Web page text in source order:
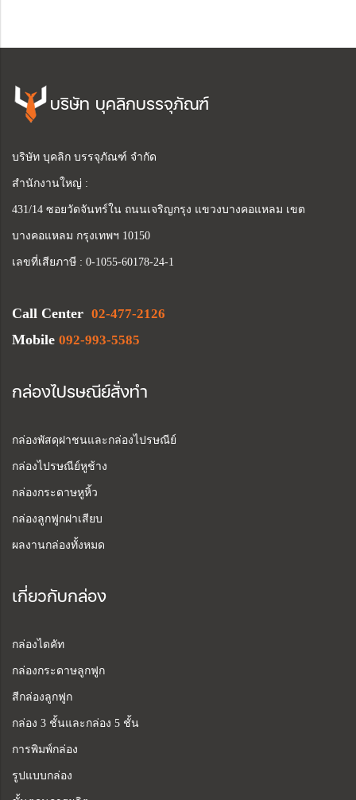
บริษัท บุคลิกบรรจุภัณฑ์
บริษัท บุคลิก บรรจุภัณฑ์ จำกัด
สำนักงานใหญ่ :
431/14 ซอยวัดจันทร์ใน ถนนเจริญกรุง แขวงบางคอแหลม เขต
บางคอแหลม กรุงเทพฯ 10150
เลขที่เสียภาษี : 0-1055-60178-24-1
Call Center 02-477-2126
Mobile 092-993-5585
กล่องไปรษณีย์สั่งทำ
กล่องพัสดุฝาชนและกล่องไปรษณีย์
กล่องไปรษณีย์หูช้าง
กล่องกระดาษหูหิ้ว
กล่องลูกฟูกฝาเสียบ
ผลงานกล่องทั้งหมด
เกี่ยวกับกล่อง
กล่องไดคัท
กล่องกระดาษลูกฟูก
สีกล่องลูกฟูก
กล่อง 3 ชั้นและกล่อง 5 ชั้น
การพิมพ์กล่อง
รูปแบบกล่อง